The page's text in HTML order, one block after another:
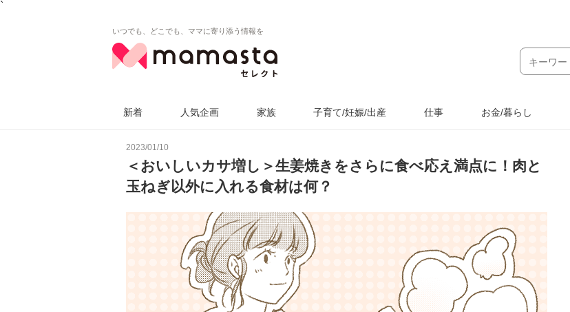
`
いつでも、どこでも、ママに寄り添う情報を
新着 人気企画 家族 子育て/妊娠/出産 仕事 お金/暮らし
2023/01/10
＜おいしいカサ増し＞生姜焼きをさらに食べ応え満点に！肉と
玉ねぎ以外に入れる食材は何？